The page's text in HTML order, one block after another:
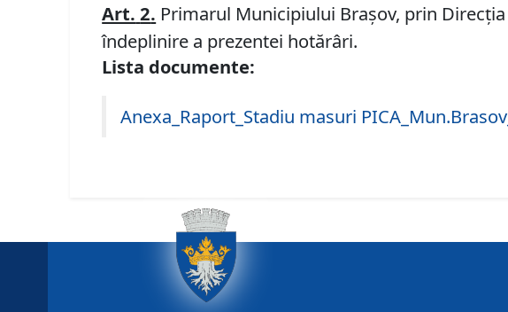
Art. 2. Primarul Municipiului Braşov, prin
îndeplinire a prezentei hotărâri.
Lista documente:
Anexa_Raport_Stadiu masuri